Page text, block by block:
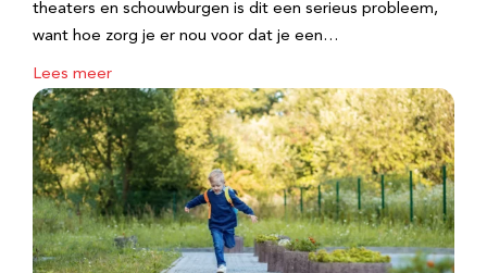
theaters en schouwburgen is dit een serieus probleem,
want hoe zorg je er nou voor dat je een…
Lees meer